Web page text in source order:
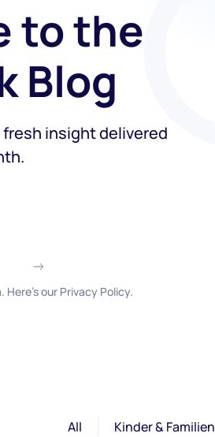
to the
Blog
insight delivered
our Privacy Policy.
All Kinder & Familien